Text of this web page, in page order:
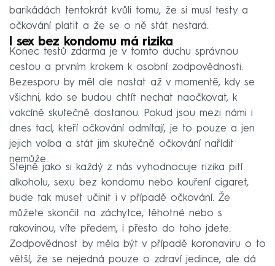
barikádách tentokrát kvůli tomu, že si musí testy a
očkování platit a že se o ně stát nestará.
I sex bez kondomu má rizika
Konec testů zdarma je v tomto duchu správnou
cestou a prvním krokem k osobní zodpovědnosti.
Bezesporu by měl ale nastat až v momentě, kdy se
všichni, kdo se budou chtít nechat naočkovat, k
vakcíně skutečně dostanou. Pokud jsou mezi námi i
dnes tací, kteří očkování odmítají, je to pouze a jen
jejich volba a stát jim skutečně očkování nařídit
nemůže.
Stejně jako si každý z nás vyhodnocuje rizika pití
alkoholu, sexu bez kondomu nebo kouření cigaret,
bude tak muset učinit i v případě očkování. Že
můžete skončit na záchytce, těhotné nebo s
rakovinou, víte předem, i přesto do toho jdete.
Zodpovědnost by měla být v případě koronaviru o to
větší, že se nejedná pouze o zdraví jedince, ale dá